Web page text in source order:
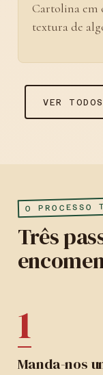
Cartolina em
textura de
VER
O PROCESSO
Três
1
Manda-nos